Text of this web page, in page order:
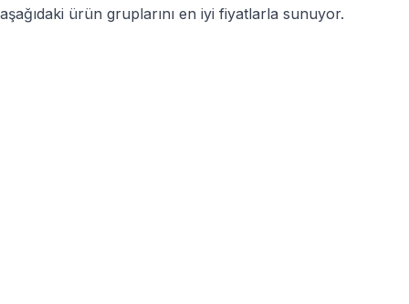
ürün gruplarını en iyi fiyatlarla sunuyor.